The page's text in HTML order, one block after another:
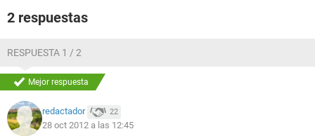
2 respuestas
RESPUESTA 1 / 2
Mejor respuesta
redactador 22
28 oct 2012 a las 12:45